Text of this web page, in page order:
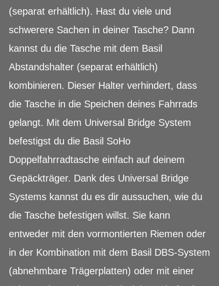
(separat erhältlich). Hast du viele und
schwerere Sachen in deiner Tasche? Dann
kannst du die Tasche mit dem Basil
Abstandshalter (separat erhältlich)
kombinieren. Dieser Halter verhindert, dass
die Tasche in die Speichen deines Fahrrads
gelangt. Mit dem Universal Bridge System
befestigst du die Basil SoHo
Doppelfahrradtasche einfach auf deinem
Gepäckträger. Dank des Universal Bridge
Systems kannst du es dir aussuchen, wie du
die Tasche befestigen willst. Sie kann
entweder mit den vormontierten Riemen oder
in der Kombination mit dem Basil DBS-System
(abnehmbare Trägerplatten) oder mit einer